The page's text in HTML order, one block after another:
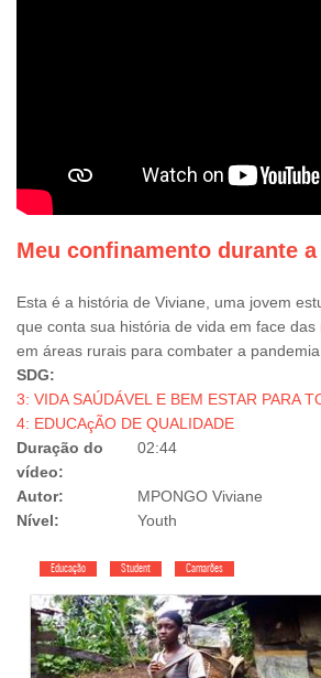
Meu confinamento durante
Esta é a história de Viviane, uma jovem
que conta sua história de vida em face das
em áreas rurais para combater a pandemia.
SDG:
3: VIDA SAÚDÁVEL E BEM ESTAR PARA
4: EDUCAçÃO DE QUALIDADE
Duração do
vídeo:
02:44
Autor:
MPONGO Viviane
Nível:
Youth
Educação Student Camarões